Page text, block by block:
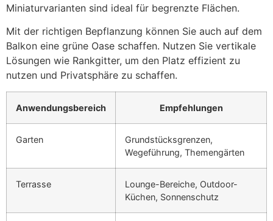
Miniaturvarianten sind ideal für begrenzte Flächen.
Mit der richtigen Bepflanzung können Sie auch auf dem
Balkon eine grüne Oase schaffen. Nutzen Sie vertikale
Lösungen wie Rankgitter, um den Platz effizient zu
nutzen und Privatsphäre zu schaffen.
Anwendungsbereich Empfehlungen
Garten
Grundstücksgrenzen,
Wegeführung, Themengärten
Terrasse
Lounge-Bereiche, Outdoor-
Küchen, Sonnenschutz